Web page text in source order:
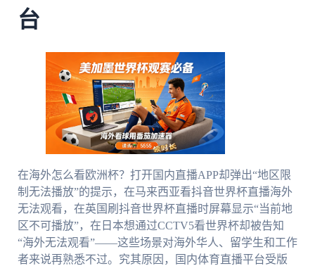
台
在海外怎么看欧洲杯？打开国内直播APP却弹出“地区限
制无法播放”的提示，在马来西亚看抖音世界杯直播海外
无法观看，在英国刷抖音世界杯直播时屏幕显示“当前地
区不可播放”，在日本想通过CCTV5看世界杯却被告知
“海外无法观看”——这些场景对海外华人、留学生和工作
者来说再熟悉不过。究其原因，国内体育直播平台受版